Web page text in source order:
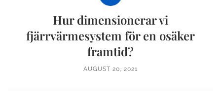
Hur dimensionerar vi
fjärrvärmesystem för en osäker
framtid?
AUGUST 20, 2021